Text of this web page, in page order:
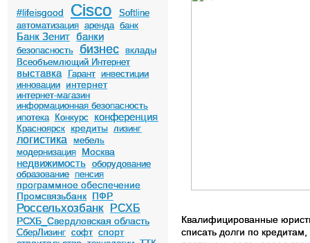
#lifeisgood Cisco
Softline
автоматизация аренда банк
Банк Зенит банки
безопасность бизнес
вклады
Всеобъемлющий Интернет
выставка Гарант инвестиции
инновации
интернет
интернет-магазин
информационная безопасность
ипотека
Конкурс конференция
Красноярск кредиты лизинг
логистика
мебель
модернизация
Москва
недвижимость оборудование
образование пенсия
программное обеспечение
Промсвязьбанк ПФР
Россельхозбанк РСХБ
РСХБ_Свердловская область
СберЛизинг софт спорт
Квалифицированные
списать долги по